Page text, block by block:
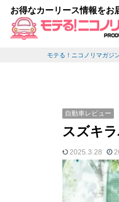
お得なカーリース情報をお
モテる！ニコノリマガジ
自動車レビュー
スズキ
2025.3.28